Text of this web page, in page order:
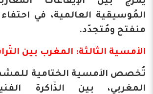
المُوسيقية العالمية، في
منفتح ومُتجدّد.
​الأمسية الثالثة: المغرب بين
​تُخصص الأمسية الختامية
المغربي، بين الذّاكرة